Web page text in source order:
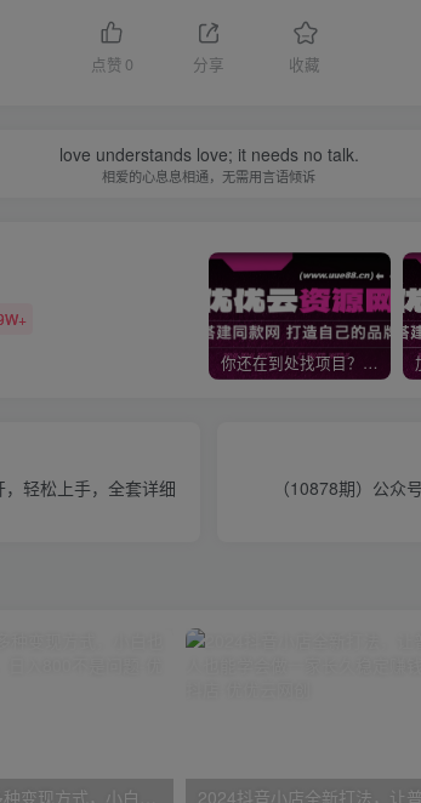
点赞 0 分享 收藏
love understands love; it needs no talk.
相爱的心息息相通，无需用言语倾诉
你还在到处找项目？还在当韭菜？我靠网创资源站一个月收入5万+，曾经我也是个失败者。
轻松上手，全套详细
（10878期）公众